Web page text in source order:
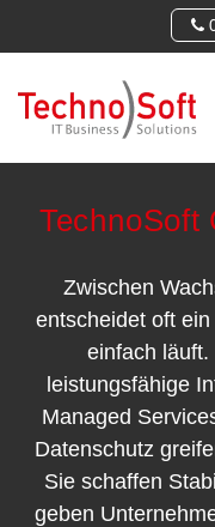
GmbH
TechnoSoft
Zwischen
entscheidet oft
einfach läuft.
leistungsfähige
Managed
Datenschutz
Sie schaffen
geben